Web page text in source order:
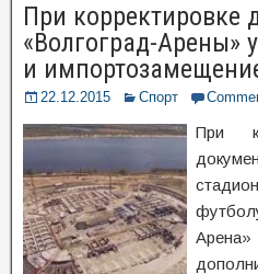
При корректировке
«Волгоград-Арены»
и
22.12.2015 Спорт
При